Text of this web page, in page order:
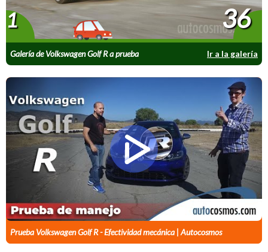
Galería de Volkswagen Golf R a prueba Ir a la galería
1 36
Prueba Volkswagen Golf R - Efectividad mecánica | Autocosmos